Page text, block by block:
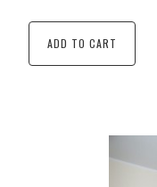
ADD TO CART